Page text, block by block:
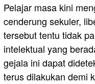
Pelajar masa kini
cenderung sekuler,
tersebut tentu tidak
intelektual yang
gejala ini dapat
terus dilakukan demi